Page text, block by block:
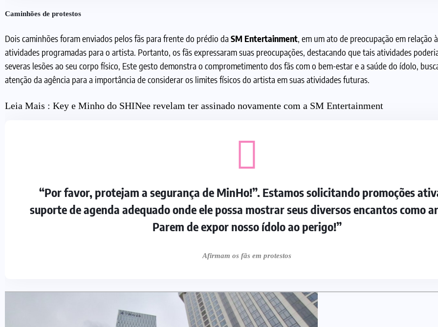
Caminhões de protestos
Dois caminhões foram enviados pelos fãs para frente do prédio da SM Entertainment , em um ato de preocupação em relação
atividades programadas para o artista. Portanto, os fãs expressaram suas preocupações, destacando que tais atividades
severas lesões ao seu corpo físico, Este gesto demonstra o comprometimento dos fãs com o bem-estar e a saúde do ídolo,
atenção da agência para a importância de considerar os limites físicos do artista em suas atividades futuras.
Leia Mais : Key e Minho do SHINee revelam ter assinado novamente com a SM Entertainment
“Por favor, protejam a segurança de MinHo!”. Estamos solicitando promoções
suporte de agenda adequado onde ele possa mostrar seus diversos encantos como
Parem de expor nosso ídolo ao perigo!”
Afirmam os fãs em protestos